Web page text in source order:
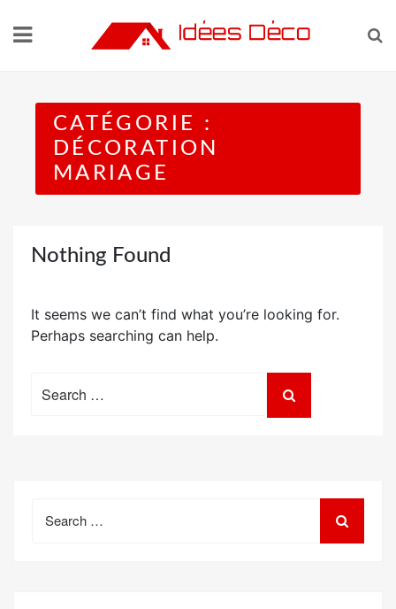
CATÉGORIE :
DÉCORATION
MARIAGE
Nothing Found
It seems we can’t find what you’re looking for.
Perhaps searching can help.
for:
for: